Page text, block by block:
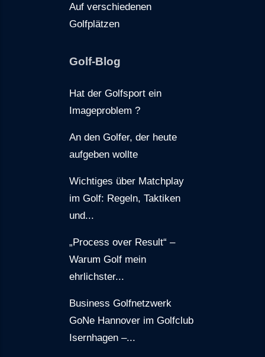
Auf verschiedenen
Golfplätzen
Golf-Blog
Hat der Golfsport ein
Imageproblem ?
An den Golfer, der heute
aufgeben wollte
Wichtiges über Matchplay
im Golf: Regeln, Taktiken
und...
„Process over Result“ –
Warum Golf mein
ehrlichster...
Business Golfnetzwerk
GoNe Hannover im Golfclub
Isernhagen –...